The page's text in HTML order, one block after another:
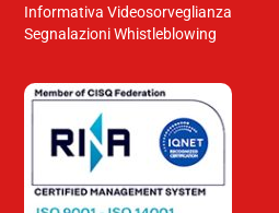
Informativa Videosorveglianza
Segnalazioni Whistleblowing